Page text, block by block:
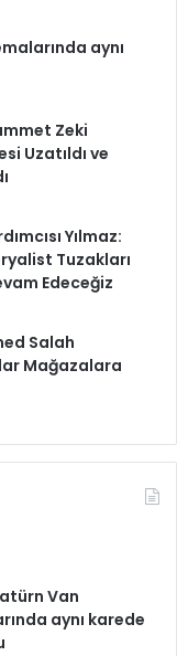
aynı
Zeki
Uzatıldı ve
Yılmaz:
Tuzakları
Edeceğiz
Salah
Mağazalara
Van
aynı karede